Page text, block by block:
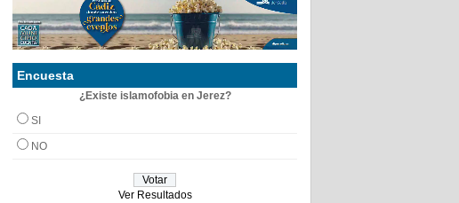
Encuesta
¿Existe islamofobia en Jerez?
SI
NO
Ver Resultados